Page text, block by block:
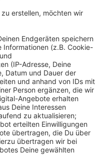
an Covid 19
am Ochsenkamp sowie
und in einer
muss
im Umfeld von
und Erziehern
in Witten, die
die Friedrich-
KiTa Fröbelhaus in
in Breckerfeld.